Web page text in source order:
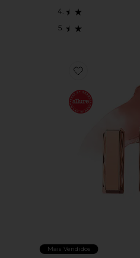
Favorite
Mais Vendidos